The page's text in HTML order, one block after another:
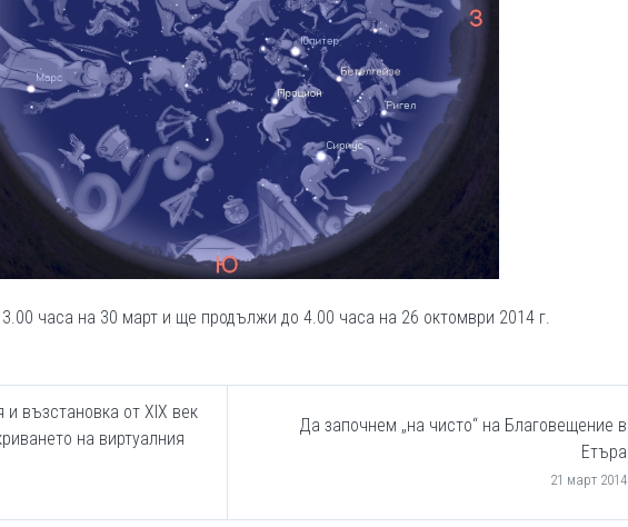
часа на 30 март и ще продължи до 4.00 часа на 26 октомври 2014 г.
възстановка от XIX век
на виртуалния
Да започнем „на чисто“ на Благовещение в
Етъра
21 март 2014